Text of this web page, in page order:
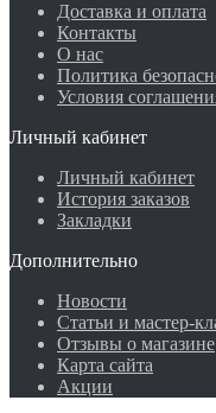
Доставка и оплата
Контакты
О нас
Политика
Условия
Личный кабинет
Личный кабинет
История заказов
Закладки
Дополнительно
Новости
Статьи и мастер-
Отзывы о магазине
Карта сайта
Акции